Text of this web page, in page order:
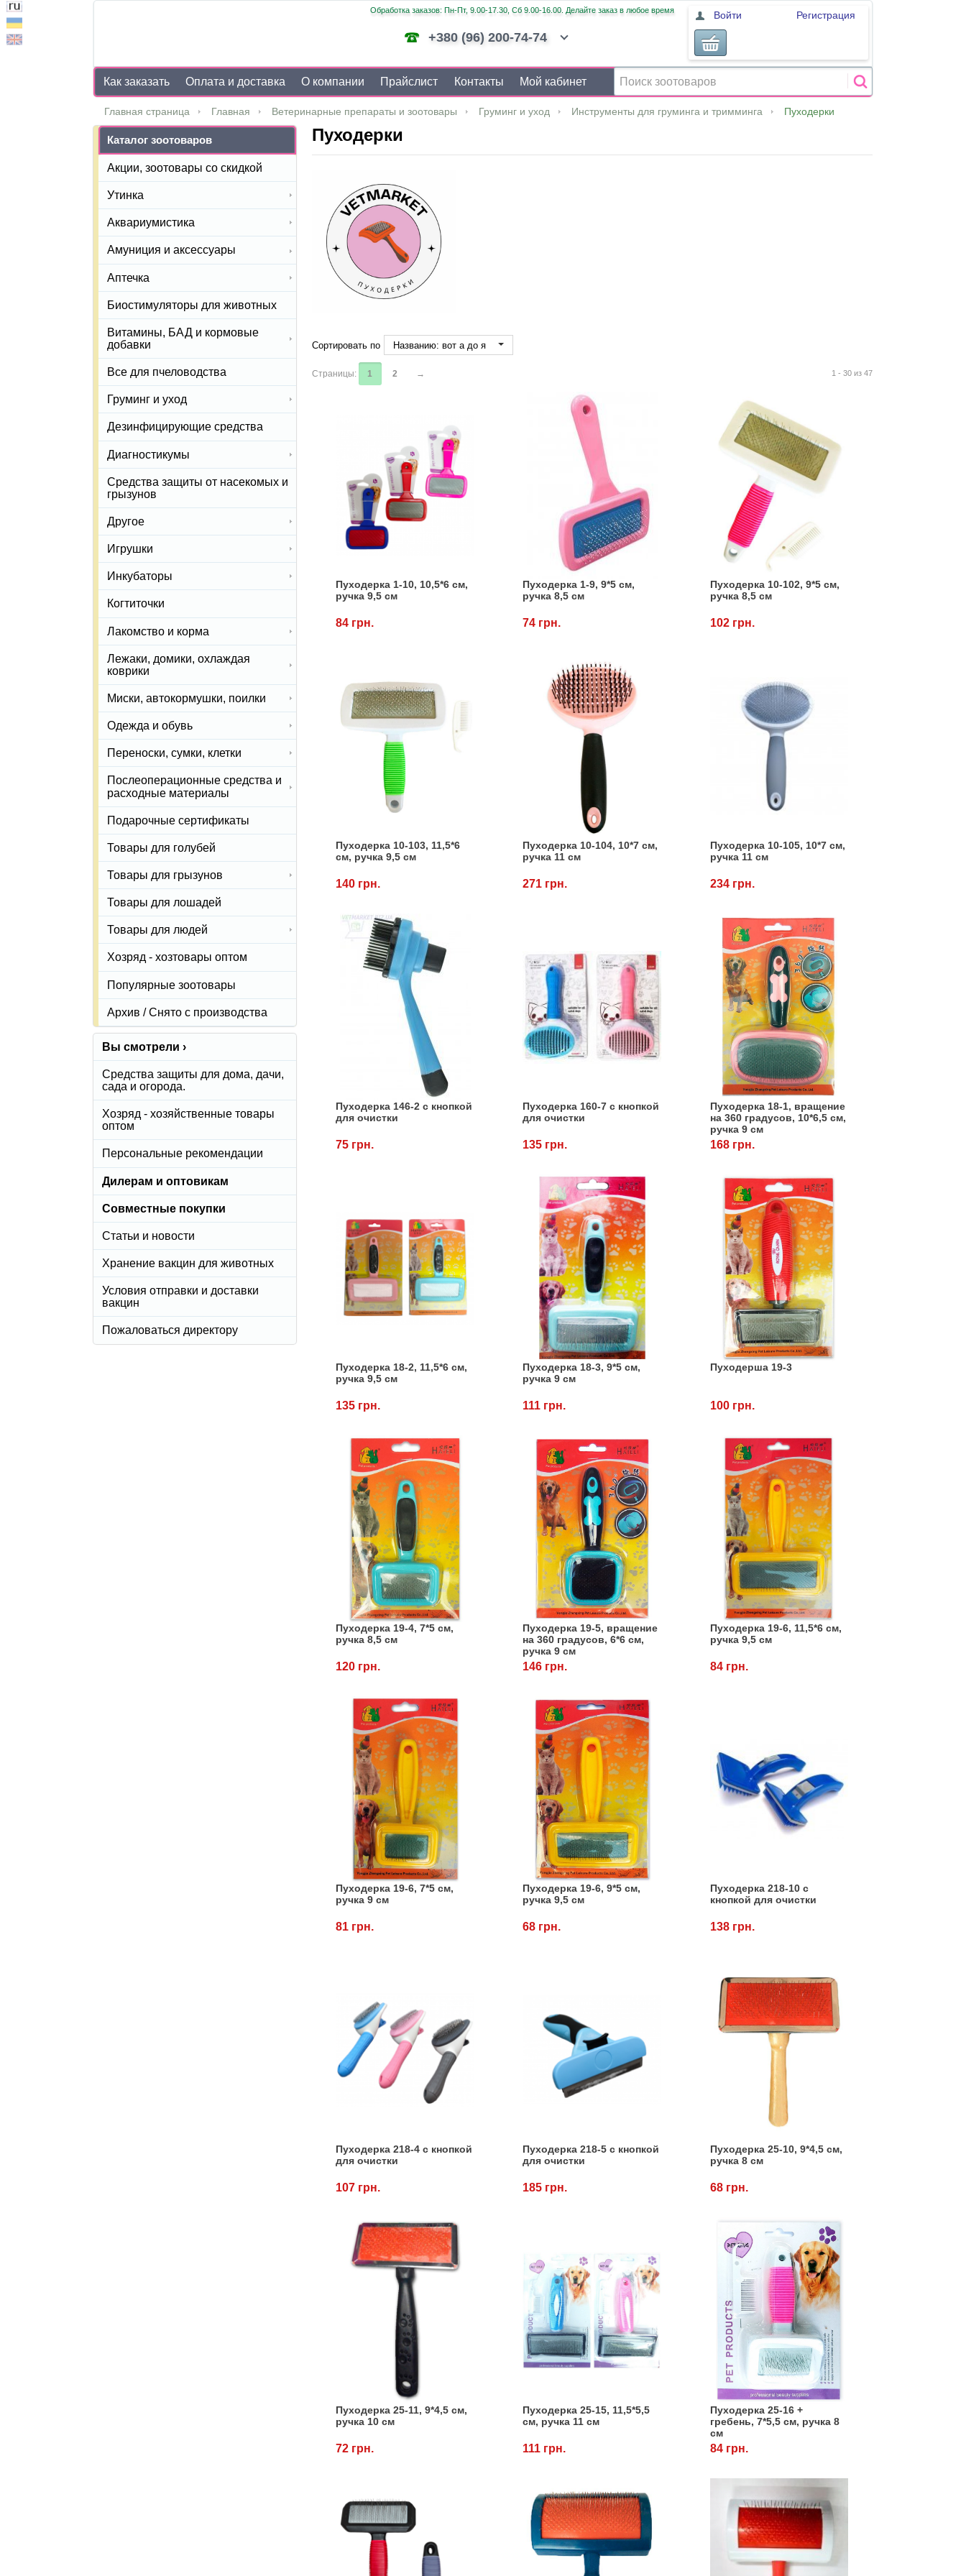
Обработка заказов: Пн-Пт, 9.00-17.30, Сб 9.00-16.00. Делайте заказ в любое время
+380 (96) 200-74-74
Войти Регистрация
Как заказать Оплата и доставка О компании Прайслист Контакты Мой кабинет
Главная страница Главная Ветеринарные препараты и зоотовары Груминг и уход Инструменты для груминга и тримминга Пуходерки
Пуходерки
Сортировать по Названию: вот а до я
1 - 30 из 47
Страницы: 1 2 →
Пуходерка 1-10, 10,5*6 см,
ручка 9,5 см
84 грн.
Пуходерка 1-9, 9*5 см,
ручка 8,5 см
74 грн.
Пуходерка 10-102, 9*5 см,
ручка 8,5 см
102 грн.
Пуходерка 10-103, 11,5*6
см, ручка 9,5 см
140 грн.
Пуходерка 10-104, 10*7 см,
ручка 11 см
271 грн.
Пуходерка 10-105, 10*7 см,
ручка 11 см
234 грн.
Пуходерка 146-2 с кнопкой
для очистки
75 грн.
Пуходерка 160-7 с кнопкой
для очистки
135 грн.
Пуходерка 18-1, вращение
на 360 градусов, 10*6,5 см,
ручка 9 см
168 грн.
Пуходерка 18-2, 11,5*6 см,
ручка 9,5 см
135 грн.
Пуходерка 18-3, 9*5 см,
ручка 9 см
111 грн.
Пуходерша 19-3
100 грн.
Пуходерка 19-4, 7*5 см,
ручка 8,5 см
120 грн.
Пуходерка 19-5, вращение
на 360 градусов, 6*6 см,
ручка 9 см
146 грн.
Пуходерка 19-6, 11,5*6 см,
ручка 9,5 см
84 грн.
Пуходерка 19-6, 7*5 см,
ручка 9 см
81 грн.
Пуходерка 19-6, 9*5 см,
ручка 9,5 см
68 грн.
Пуходерка 218-10 с
кнопкой для очистки
138 грн.
Пуходерка 218-4 с кнопкой
для очистки
107 грн.
Пуходерка 218-5 с кнопкой
для очистки
185 грн.
Пуходерка 25-10, 9*4,5 см,
ручка 8 см
68 грн.
Пуходерка 25-11, 9*4,5 см,
ручка 10 см
72 грн.
Пуходерка 25-15, 11,5*5,5
см, ручка 11 см
111 грн.
Пуходерка 25-16 +
гребень, 7*5,5 см, ручка 8
см
84 грн.
Каталог зоотоваров
Акции, зоотовары со скидкой
Утинка
Аквариумистика
Амуниция и аксессуары
Аптечка
Биостимуляторы для животных
Витамины, БАД и кормовые
добавки
Все для пчеловодства
Груминг и уход
Дезинфицирующие средства
Диагностикумы
Средства защиты от насекомых и
грызунов
Другое
Игрушки
Инкубаторы
Когтиточки
Лакомство и корма
Лежаки, домики, охлаждая
коврики
Миски, автокормушки, поилки
Одежда и обувь
Переноски, сумки, клетки
Послеоперационные средства и
расходные материалы
Подарочные сертификаты
Товары для голубей
Товары для грызунов
Товары для лошадей
Товары для людей
Хозряд - хозтовары оптом
Популярные зоотовары
Архив / Снято с производства
Вы смотрели ›
Средства защиты для дома, дачи,
сада и огорода.
Хозряд - хозяйственные товары
оптом
Персональные рекомендации
Дилерам и оптовикам
Совместные покупки
Статьи и новости
Хранение вакцин для животных
Условия отправки и доставки
вакцин
Пожаловаться директору